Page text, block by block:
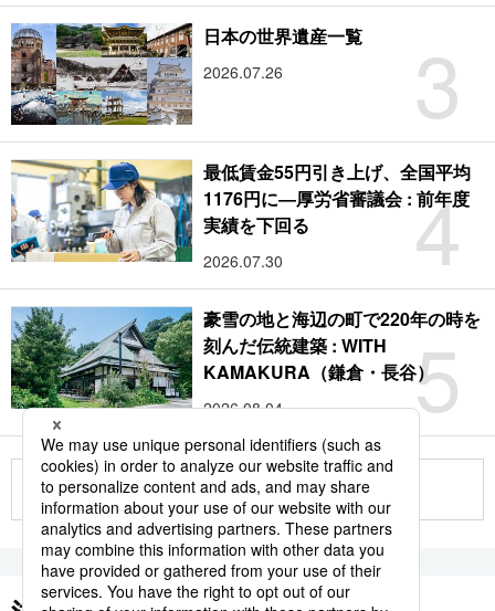
3
日本の世界遺産一覧
2026.07.26
4
最低賃金55円引き上げ、全国平均
1176円に―厚労省審議会 : 前年度
実績を下回る
2026.07.30
5
豪雪の地と海辺の町で220年の時を
刻んだ伝統建築 : WITH
KAMAKURA（鎌倉・長谷）
2026.08.04
もっと見る